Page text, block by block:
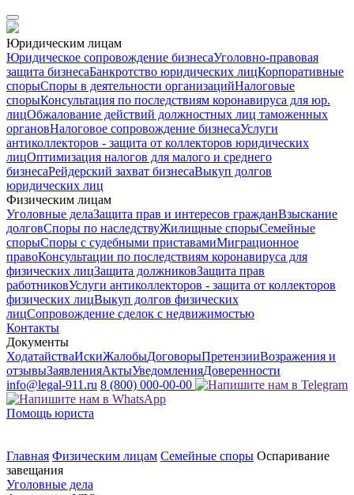
Юридическим лицам
Юридическое сопровождение бизнесаУголовно-правовая
защита бизнесаБанкротство юридических лицКорпоративные
спорыСпоры в деятельности организацийНалоговые
спорыКонсультация по последствиям коронавируса для юр.
лицОбжалование действий должностных лиц таможенных
органовНалоговое сопровождение бизнесаУслуги
антиколлекторов - защита от коллекторов юридических
лицОптимизация налогов для малого и среднего
бизнесаРейдерский захват бизнесаВыкуп долгов
юридических лиц
Физическим лицам
Уголовные делаЗащита прав и интересов гражданВзыскание
долговСпоры по наследствуЖилищные спорыСемейные
спорыСпоры с судебными приставамиМиграционное
правоКонсультации по последствиям коронавируса для
физических лицЗащита должниковЗащита прав
работниковУслуги антиколлекторов - защита от коллекторов
физических лицВыкуп долгов физических
лицСопровождение сделок с недвижимостью
Контакты
Документы
ХодатайстваИскиЖалобыДоговорыПретензииВозражения и
отзывыЗаявленияАктыУведомленияДоверенности
info@legal-911.ru 8 (800) 000-00-00
Помощь юриста
Главная Физическим лицам Семейные споры Оспаривание
завещания
Уголовные дела